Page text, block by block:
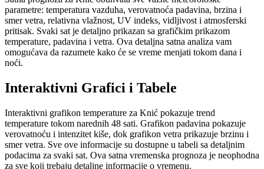
parametre: temperatura vazduha, verovatnoća padavina, brzina i
smer vetra, relativna vlažnost, UV indeks, vidljivost i atmosferski
pritisak. Svaki sat je detaljno prikazan sa grafičkim prikazom
temperature, padavina i vetra. Ova detaljna satna analiza vam
omogućava da razumete kako će se vreme menjati tokom dana i
noći.
Interaktivni Grafici i Tabele
Interaktivni grafikon temperature za Knić pokazuje trend
temperature tokom narednih 48 sati. Grafikon padavina pokazuje
verovatnoću i intenzitet kiše, dok grafikon vetra prikazuje brzinu i
smer vetra. Sve ove informacije su dostupne u tabeli sa detaljnim
podacima za svaki sat. Ova satna vremenska prognoza je neophodna
za sve koji trebaju detaljne informacije o vremenu.